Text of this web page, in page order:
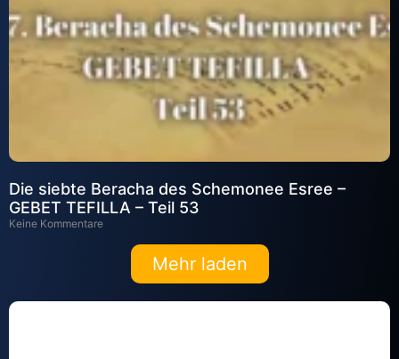
Die siebte Beracha des Schemonee Esree –
GEBET TEFILLA – Teil 53
Keine Kommentare
Mehr laden